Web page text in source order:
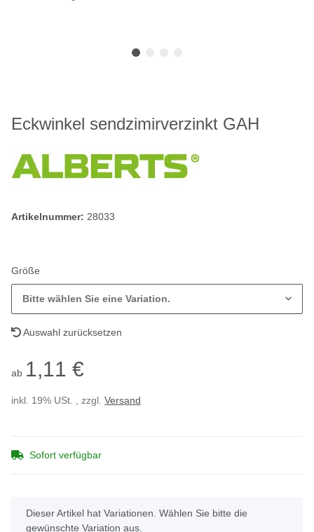
Eckwinkel sendzimirverzinkt GAH
Artikelnummer: 28033
Größe
Bitte wählen Sie eine Variation.
Auswahl zurücksetzen
ab 1,11 €
inkl. 19% USt. , zzgl. Versand
Sofort verfügbar
x
Dieser Artikel hat Variationen. Wählen Sie bitte die
gewünschte Variation aus.